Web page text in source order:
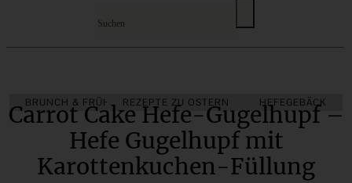
BRUNCH & FRÜHSTÜCK FRÜHLING HEFEGEBÄCK
REZEPTE ZU OSTERN
Carrot Cake Hefe-Gugelhupf –
Hefe Gugelhupf mit
Karottenkuchen-Füllung